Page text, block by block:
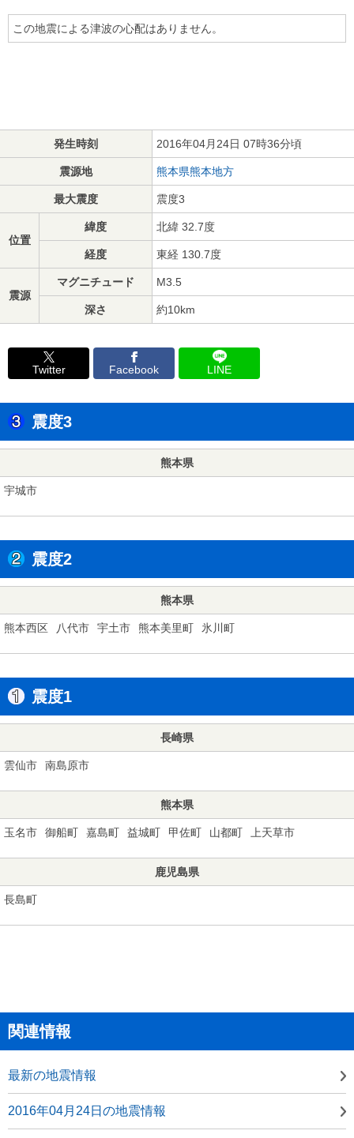
この地震による津波の心配はありません。
発生時刻 2016年04月24日 07時36分頃
震源地 熊本県熊本地方
最大震度 震度3
位置
緯度 北緯 32.7度
経度 東経 130.7度
震源
マグニチュード M3.5
深さ 約10km
Twitter Facebook LINE
震度3
熊本県
宇城市
震度2
熊本県
熊本西区 八代市 宇土市 熊本美里町 氷川町
震度1
長崎県
雲仙市 南島原市
熊本県
玉名市 御船町 嘉島町 益城町 甲佐町 山都町 上天草市
鹿児島県
長島町
関連情報
最新の地震情報
2016年04月24日の地震情報